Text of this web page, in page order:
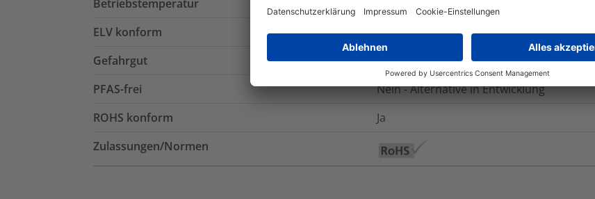
Betriebstemperatur
ELV konform
Ja
Gefahrgut
Nein
PFAS-frei
Nein - Alternative in Entwicklung
ROHS konform
Ja
Zulassungen/Normen